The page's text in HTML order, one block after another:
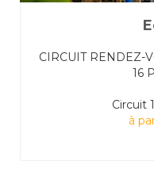
CIRCUIT RENDEZ-
16
Circuit
à